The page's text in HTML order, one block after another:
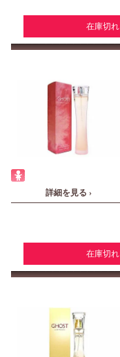
在庫切れ
詳細を見る ›
在庫切れ